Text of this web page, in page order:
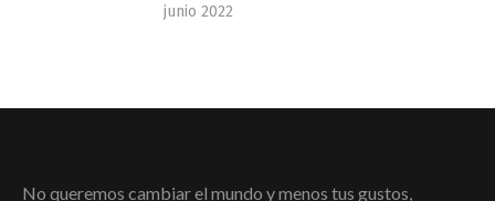
junio 2022
No queremos cambiar el mundo y menos tus gustos,